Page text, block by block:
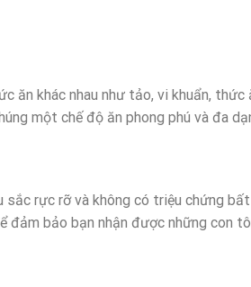
ăn khác nhau như tảo, vi khuẩn, thức
một chế độ ăn phong phú và đa
sắc rực rỡ và không có triệu chứng bất
đảm bảo bạn nhận được những con